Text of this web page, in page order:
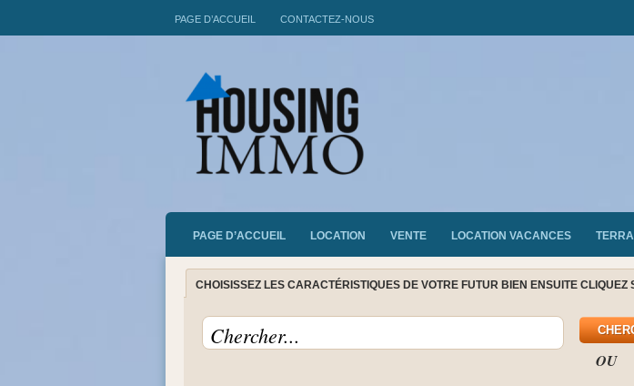
PAGE D’ACCUEIL CONTACTEZ-NOUS
PAGE D’ACCUEIL LOCATION VENTE LOCATION VACANCES
CHOISISSEZ LES CARACTÉRISTIQUES DE VOTRE FUTUR BIEN ENSUITE CLIQUEZ
OU